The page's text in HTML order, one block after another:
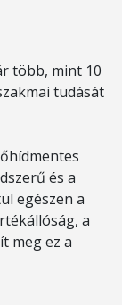
több, mint 10
tudását
és a
egészen a
a
meg ez a